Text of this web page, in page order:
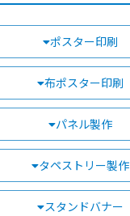
ポスター印刷
布ポスター印刷
パネル製作
タペストリー製作
スタンドバナー